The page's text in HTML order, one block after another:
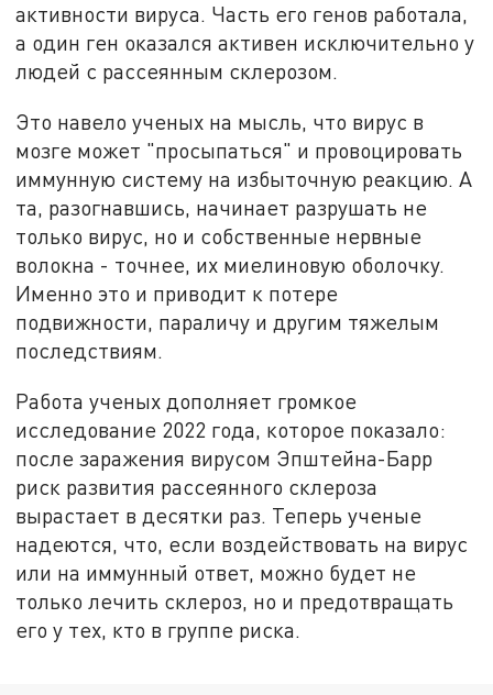
активности вируса. Часть его генов работала,
а один ген оказался активен исключительно у
людей с рассеянным склерозом.
Это навело ученых на мысль, что вирус в
мозге может "просыпаться" и провоцировать
иммунную систему на избыточную реакцию. А
та, разогнавшись, начинает разрушать не
только вирус, но и собственные нервные
волокна - точнее, их миелиновую оболочку.
Именно это и приводит к потере
подвижности, параличу и другим тяжелым
последствиям.
Работа ученых дополняет громкое
исследование 2022 года, которое показало:
после заражения вирусом Эпштейна-Барр
риск развития рассеянного склероза
вырастает в десятки раз. Теперь ученые
надеются, что, если воздействовать на вирус
или на иммунный ответ, можно будет не
только лечить склероз, но и предотвращать
его у тех, кто в группе риска.